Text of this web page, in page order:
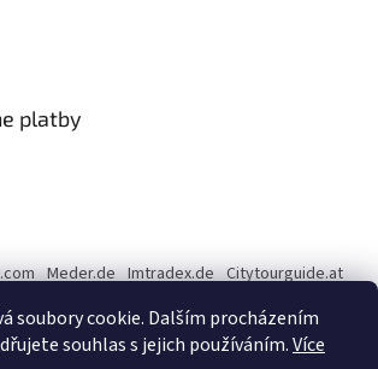
soubory cookie. Dalším procházením
souhlas s jejich používáním.Více
platby
Meder.de Imtradex.de Citytourguide.at